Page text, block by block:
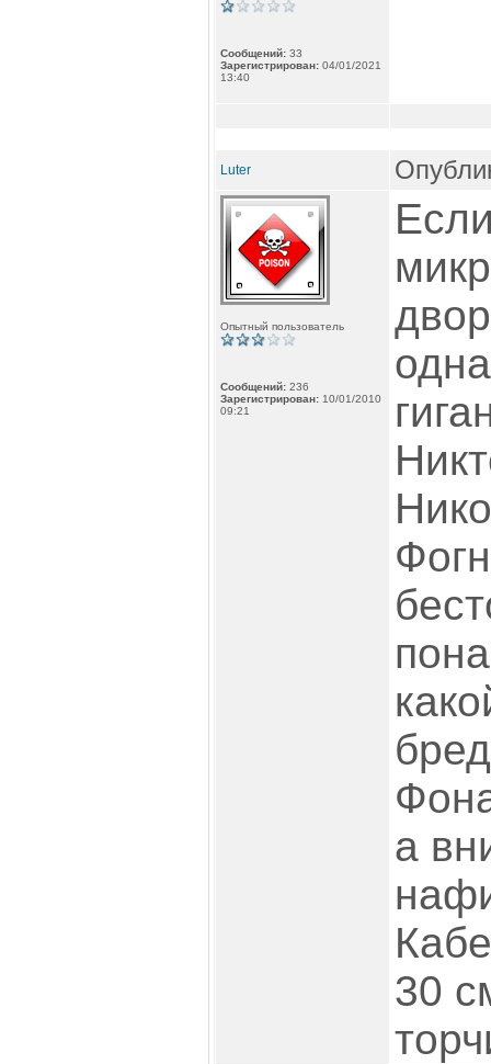
Сообщений: 33
Зарегистрирован: 04/01/2021
13:40
Luter
Опытный пользователь
Сообщений: 236
Зарегистрирован: 10/01/2010
09:21
а
30